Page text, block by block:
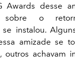
Awards desse
sobre o
se instalou.
amizade se
outros achavam